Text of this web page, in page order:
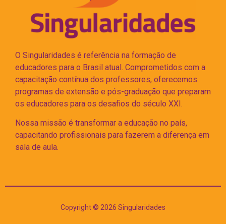
O Singularidades é referência na formação de
educadores para o Brasil atual. Comprometidos com a
capacitação contínua dos professores, oferecemos
programas de extensão e pós-graduação que preparam
os educadores para os desafios do século XXI.
Nossa missão é transformar a educação no país,
capacitando profissionais para fazerem a diferença em
sala de aula.
Copyright © 2026 Singularidades